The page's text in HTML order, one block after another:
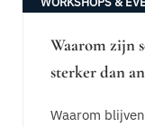
Waarom zijn
sterker dan
Waarom